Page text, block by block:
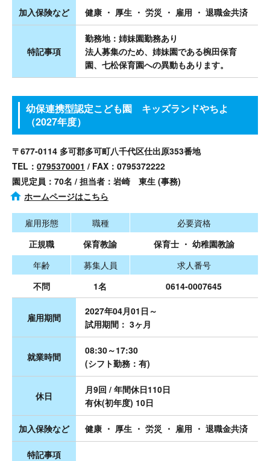
加入保険など 健康 ・ 厚生 ・ 労災 ・ 雇用 ・ 退職金共済
特記事項
勤務地：姉妹園勤務あり
法人募集のため、姉妹園である椀田保育
園、七松保育園への異動もあります。
幼保連携型認定こども園 キッズランドやちよ
（2027年度）
〒677-0114 多可郡多可町八千代区仕出原353番地
TEL： 0795370001 / FAX：0795372222
園児定員：70名 / 担当者：岩崎 東生 (事務)
ホームページはこちら
雇用形態 職種
必要資格
正規職
保育教諭
保育士 ・ 幼稚園教諭
年齢
募集人員
求人番号
不問
1名 0614-0007645
雇用期間
2027年04月01日～
試用期間： 3ヶ月
就業時間
08:30～17:30
(シフト勤務：有)
休日
月9回 / 年間休日110日
有休(初年度) 10日
加入保険など 健康 ・ 厚生 ・ 労災 ・ 雇用 ・ 退職金共済
特記事項